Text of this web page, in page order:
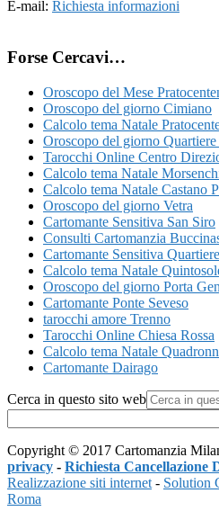
E-mail: Richiesta informazioni
Forse Cercavi…
Oroscopo del Mese
Oroscopo del giorno Cimiano
Calcolo tema Natale
Oroscopo del giorno
Tarocchi Online Centro
Calcolo tema Natale
Calcolo tema Natale Castano
Oroscopo del giorno Vetra
Cartomante Sensitiva San Siro
Consulti Cartomanzia
Cartomante Sensitiva
Calcolo tema Natale
Oroscopo del giorno Porta
Cartomante Ponte Seveso
tarocchi amore Trenno
Tarocchi Online Chiesa Rossa
Calcolo tema Natale
Cartomante Dairago
Cerca in questo sito web
Copyright © 2017 Cartomanzia
privacy - Richiesta Cancellazione
Realizzazione siti internet - Solution
Roma